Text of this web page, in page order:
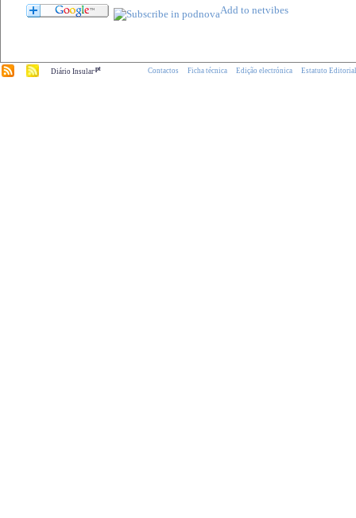
Diário Insular.pt Contactos Ficha técnica Edição electrónica Estatuto Editorial